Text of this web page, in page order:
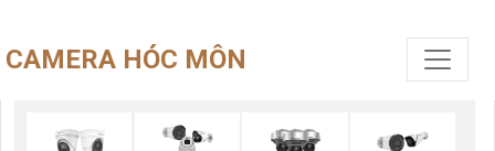
CAMERA HÓC MÔN